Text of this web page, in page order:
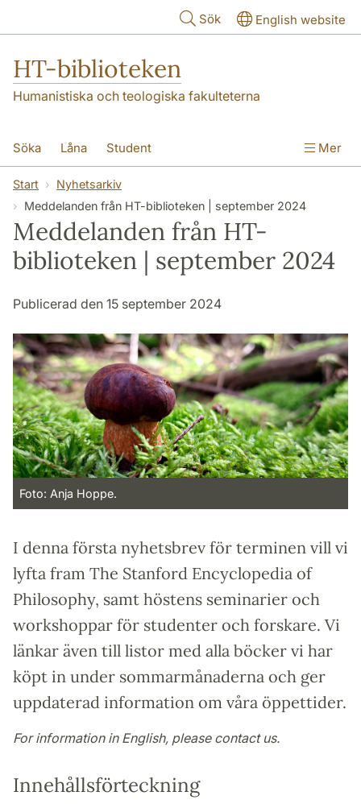
Sök English website
HT-biblioteken
Humanistiska och teologiska fakulteterna
Söka Låna Student
Forskare/doktorand
Mer
Start
Nyhetsarkiv
Meddelanden från HT-biblioteken | september 2024
Meddelanden från HT-
biblioteken | september 2024
Publicerad den 15 september 2024
Foto: Anja Hoppe.
I denna första nyhetsbrev för terminen vill vi
lyfta fram The Stanford Encyclopedia of
Philosophy, samt höstens seminarier och
workshoppar för studenter och forskare. Vi
länkar även till listor med alla böcker vi har
köpt in under sommarmånaderna och ger
uppdaterad information om våra öppettider.
For information in English, please contact us.
Innehållsförteckning